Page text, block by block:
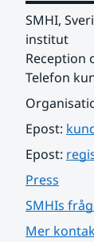
SMHI,
institut
Reception
Telefon
Epost:
Epost:
Press
SMHIs
Mer